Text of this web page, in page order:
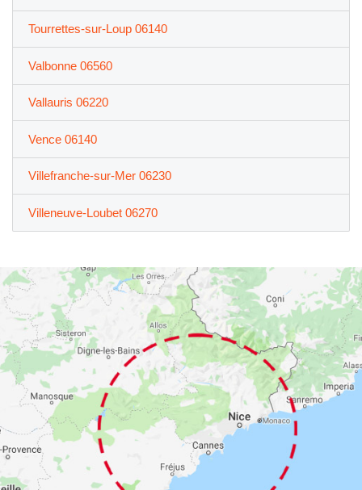
Tourrettes-sur-Loup 06140
Valbonne 06560
Vallauris 06220
Vence 06140
Villefranche-sur-Mer 06230
Villeneuve-Loubet 06270